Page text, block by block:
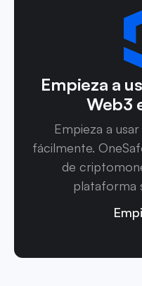
Empieza a
Web3
Empieza a
fácilmente.
de
plataforma